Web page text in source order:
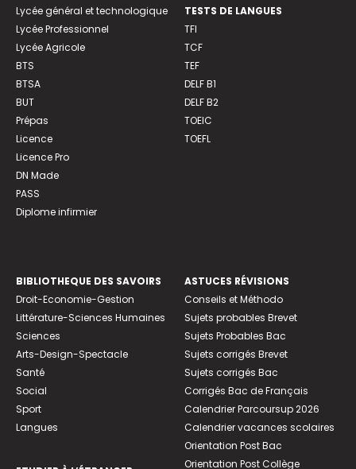
Lycée général et technologique
Lycée Professionnel
Lycée Agricole
BTS
BTSA
BUT
Prépas
Licence
Licence Pro
DN Made
PASS
Diplome infirmier
TESTS DE LANGUES
TFI
TCF
TEF
DELF B1
DELF B2
TOEIC
TOEFL
BIBLIOTHEQUE DES SAVOIRS
Droit-Economie-Gestion
Littérature-Sciences Humaines
Sciences
Arts-Design-Spectacle
Santé
Social
Sport
Langues
ASTUCES RÉVISIONS
Conseils et Méthodo
Sujets probables Brevet
Sujets Probables Bac
Sujets corrigés Brevet
Sujets corrigés Bac
Corrigés Bac de Français
Calendrier Parcoursup 2026
Calendrier vacances scolaires
Orientation Post Bac
Orientation Post Collège